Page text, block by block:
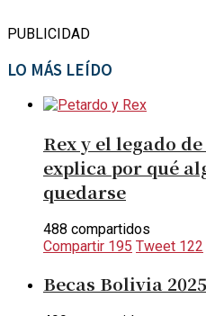
PUBLICIDAD
LO MÁS LEÍDO
Rex y el legado
explica por qué
quedarse
488 compartidos
Compartir 195 Tweet 122
Becas Bolivia